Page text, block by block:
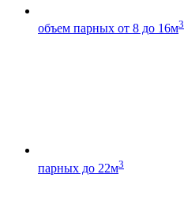
объем парных от 8 до 16м3
парных до 22м3